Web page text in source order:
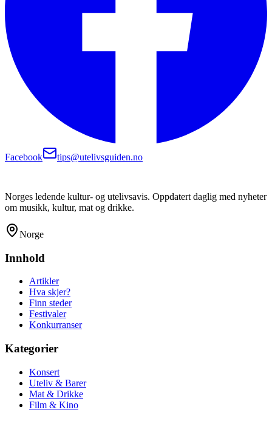
Facebook tips@utelivsguiden.no
Norges ledende kultur- og utelivsavis. Oppdatert daglig med nyheter
om musikk, kultur, mat og drikke.
Norge
Innhold
Artikler
Hva skjer?
Finn steder
Festivaler
Konkurranser
Kategorier
Konsert
Uteliv & Barer
Mat & Drikke
Film & Kino